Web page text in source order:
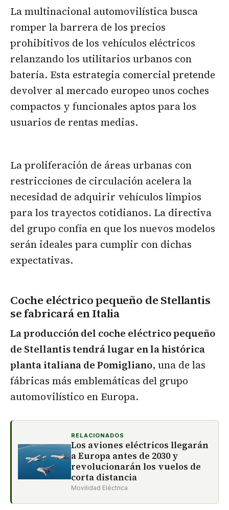
La multinacional automovilística busca
romper la barrera de los precios
prohibitivos de los vehículos eléctricos
relanzando los utilitarios urbanos con
batería. Esta estrategia comercial pretende
devolver al mercado europeo unos coches
compactos y funcionales aptos para los
usuarios de rentas medias.
La proliferación de áreas urbanas con
restricciones de circulación acelera la
necesidad de adquirir vehículos limpios
para los trayectos cotidianos. La directiva
del grupo confía en que los nuevos modelos
serán ideales para cumplir con dichas
expectativas.
Coche eléctrico pequeño de Stellantis
se fabricará en Italia
La producción del coche eléctrico pequeño
de Stellantis tendrá lugar en la histórica
planta italiana de Pomigliano, una de las
fábricas más emblemáticas del grupo
automovilístico en Europa.
RELACIONADOS
Los aviones eléctricos llegarán
a Europa antes de 2030 y
revolucionarán los vuelos de
corta distancia
Movilidad Eléctrica